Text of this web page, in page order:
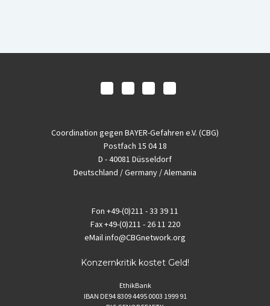
Coordination gegen BAYER-Gefahren e.V. (CBG)
Postfach 15 04 18
D - 40081 Düsseldorf
Deutschland / Germany / Alemania
Fon +49-(0)211 - 33 39 11
Fax+49-(0)211 - 26 11 220
eMailinfo@CBGnetwork.org
Konzernkritik kostet Geld!
EthikBank
IBAN DE94 8309 4495 0003 1999 91